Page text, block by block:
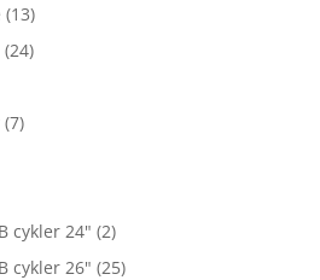
(13)
(24)
(7)
cykler 24" (2)
cykler 26" (25)